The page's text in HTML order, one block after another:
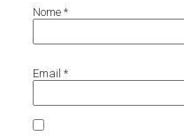
Nome*
Email*